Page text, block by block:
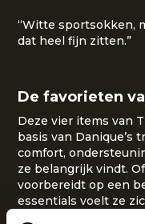
“Witte sportsokken,
dat heel fijn zitten.”
De favorieten
Deze vier items van
basis van Danique’s
comfort,
ze belangrijk vindt.
voorbereidt op een
essentials voelt ze